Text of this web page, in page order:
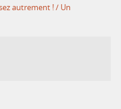
autrement ! / Un